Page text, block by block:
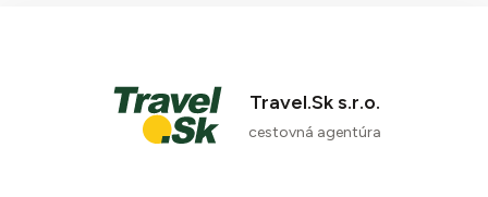
Travel.Sk s.r.o.
cestovná agentúra